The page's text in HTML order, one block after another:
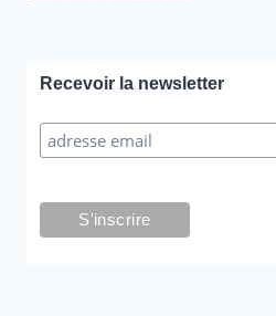
Recevoir la newsletter